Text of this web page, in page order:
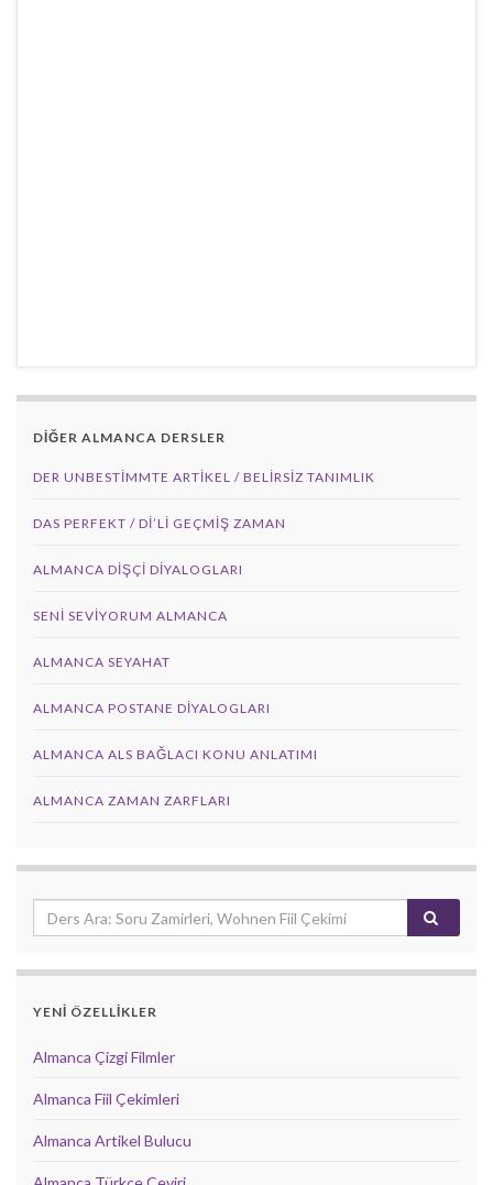
DİĞER ALMANCA DERSLER
DER UNBESTIMMTE ARTIKEL / BELIRSIZ TANIMLIK
DAS PERFEKT / Dİ’Lİ GEÇMİŞ ZAMAN
ALMANCA DIŞÇI DIYALOGLARI
SENI SEVIYORUM ALMANCA
ALMANCA SEYAHAT
ALMANCA POSTANE DIYALOGLARI
ALMANCA ALS BAĞLACI KONU ANLATIMI
ALMANCA ZAMAN ZARFLARI
YENİ ÖZELLİKLER
Almanca Çizgi Filmler
Almanca Fiil Çekimleri
Almanca Artikel Bulucu